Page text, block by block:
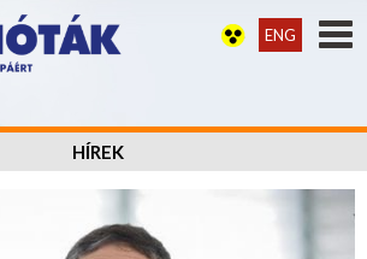
ENG
HÍREK